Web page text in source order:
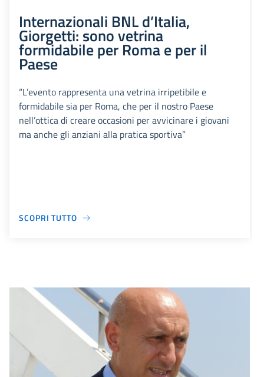
Internazionali BNL d’Italia,
Giorgetti: sono vetrina
formidabile per Roma e per il
Paese
“L’evento rappresenta una vetrina irripetibile e
formidabile sia per Roma, che per il nostro Paese
nell’ottica di creare occasioni per avvicinare i giovani
ma anche gli anziani alla pratica sportiva”
SCOPRI TUTTO